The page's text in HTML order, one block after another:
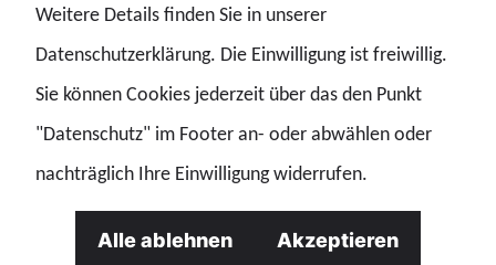
#EINERVONUNS
Durch die Polizeistiftung Baden-Württemberg wurde ein
Weitere Details finden Sie in unserer
Datenschutzerklärung. Die Einwilligung ist freiwillig.
Sie können Cookies jederzeit über das den Punkt
"Datenschutz" im Footer an- oder abwählen oder
nachträglich Ihre Einwilligung widerrufen.
Alle ablehnen Akzeptieren